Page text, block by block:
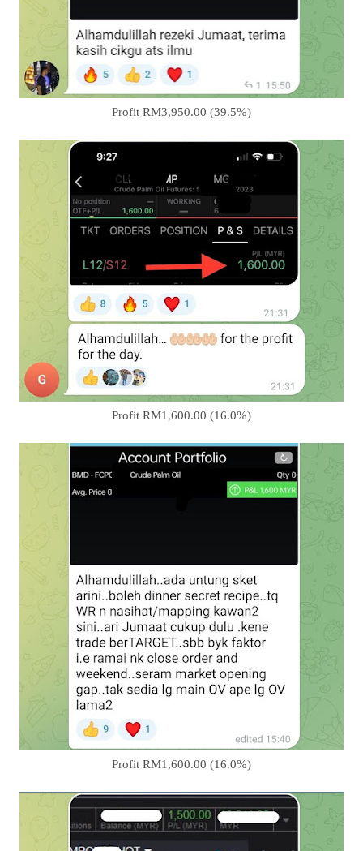
Profit RM3,950.00 (39.5%)
Profit RM1,600.00 (16.0%)
Profit RM1,600.00 (16.0%)